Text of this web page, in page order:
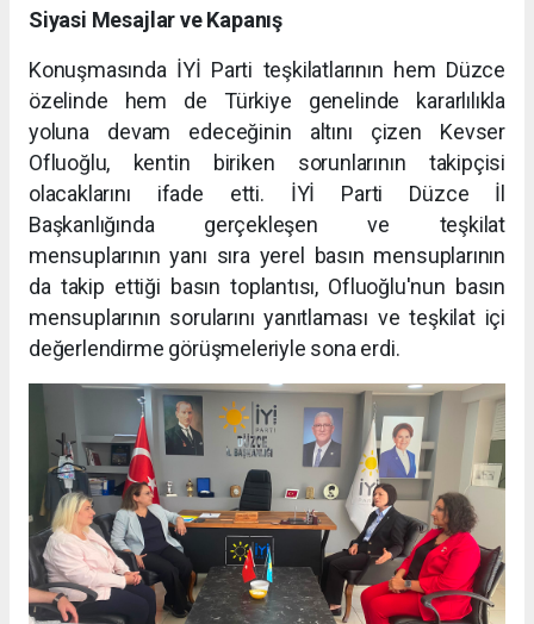
Siyasi Mesajlar ve Kapanış
Konuşmasında İYİ Parti teşkilatlarının hem Düzce
özelinde hem de Türkiye genelinde kararlılıkla
yoluna devam edeceğinin altını çizen Kevser
Ofluoğlu, kentin biriken sorunlarının takipçisi
olacaklarını ifade etti. İYİ Parti Düzce İl
Başkanlığında gerçekleşen ve teşkilat
mensuplarının yanı sıra yerel basın mensuplarının
da takip ettiği basın toplantısı, Ofluoğlu'nun basın
mensuplarının sorularını yanıtlaması ve teşkilat içi
değerlendirme görüşmeleriyle sona erdi.